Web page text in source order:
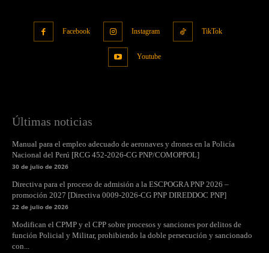
Facebook Instagram TikTok
Youtube
Últimas noticias
Manual para el empleo adecuado de aeronaves y drones en la Policía
Nacional del Perú [RCG 452-2026-CG PNP/COMOPPOL]
30 de julio de 2026
Directiva para el proceso de admisión a la ESCPOGRA PNP 2026 –
promoción 2027 [Directiva 0009-2026-CG PNP DIREDDOC PNP]
22 de julio de 2026
Modifican el CPMP y el CPP sobre procesos y sanciones por delitos de
función Policial y Militar, prohibiendo la doble persecución y sancionado
con...